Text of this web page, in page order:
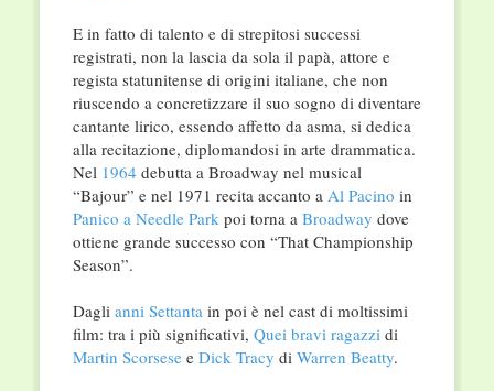
E in fatto di talento e di strepitosi successi
registrati, non la lascia da sola il papà, attore e
regista statunitense di origini italiane, che non
riuscendo a concretizzare il suo sogno di diventare
cantante lirico, essendo affetto da asma, si dedica
alla recitazione, diplomandosi in arte drammatica.
Nel 1964 debutta a Broadway nel musical
“Bajour” e nel 1971 recita accanto a Al Pacino in
Panico a Needle Parkpoi torna a Broadway dove
ottiene grande successo con “That Championship
Season”.
Dagli anni Settantain poi è nel cast di moltissimi
film: tra i più significativi, Quei bravi ragazzidi
Martin Scorsesee Dick Tracy di Warren Beatty.